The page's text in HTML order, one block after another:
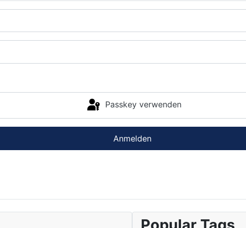
Passkey verwenden
Anmelden